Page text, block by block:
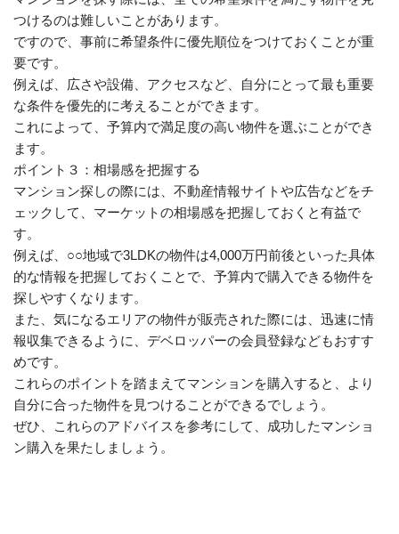
つけるのは難しいことがあります。
ですので、事前に希望条件に優先順位をつけておくことが重
要です。
例えば、広さや設備、アクセスなど、自分にとって最も重要
な条件を優先的に考えることができます。
これによって、予算内で満足度の高い物件を選ぶことができ
ます。
ポイント３：相場感を把握する
マンション探しの際には、不動産情報サイトや広告などをチ
ェックして、マーケットの相場感を把握しておくと有益で
す。
例えば、○○地域で3LDKの物件は4,000万円前後といった具体
的な情報を把握しておくことで、予算内で購入できる物件を
探しやすくなります。
また、気になるエリアの物件が販売された際には、迅速に情
報収集できるように、デベロッパーの会員登録などもおすす
めです。
これらのポイントを踏まえてマンションを購入すると、より
自分に合った物件を見つけることができるでしょう。
ぜひ、これらのアドバイスを参考にして、成功したマンショ
ン購入を果たしましょう。